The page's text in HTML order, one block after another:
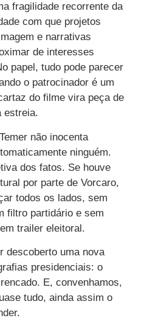
fragilidade recorrente da
com que projetos
e narrativas
de interesses
papel, tudo pode parecer
o patrocinador é um
do filme vira peça de
estreia.
não inocenta
ninguém.
dos fatos. Se houve
por parte de Vorcaro,
todos os lados, sem
filtro partidário e sem
trailer eleitoral.
descoberto uma nova
presidenciais: o
E, convenhamos,
tudo, ainda assim o